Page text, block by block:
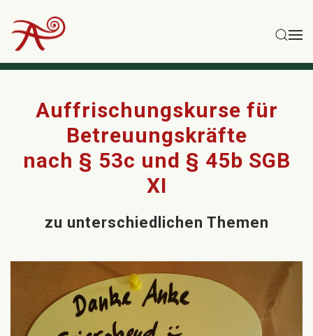
Auffrischungskurse für
Betreuungskräfte
nach § 53c und § 45b SGB
XI
zu unterschiedlichen Themen